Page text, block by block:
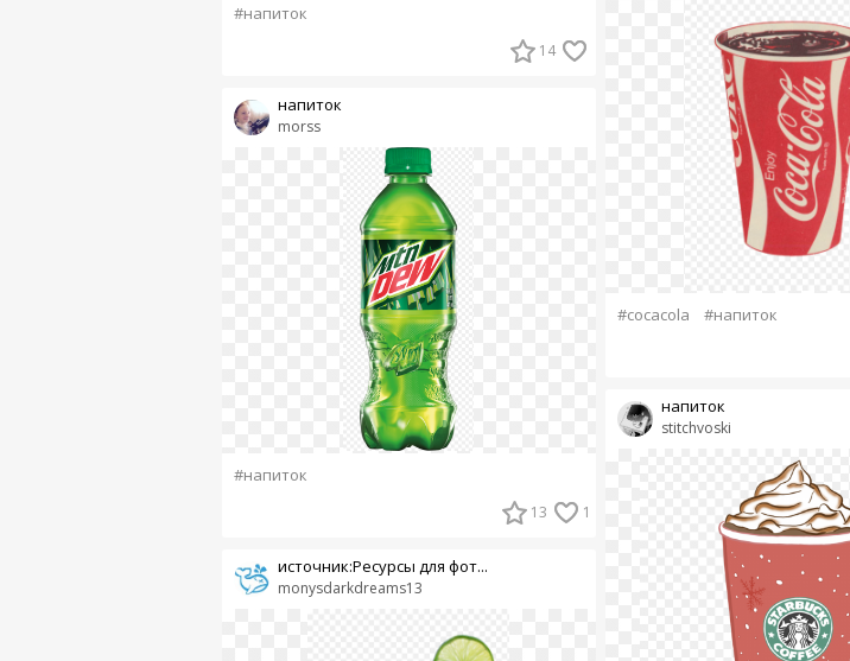
#напиток
14
morss
напиток
#напиток
13 1
monysdarkdreams13
источник:Ресурсы для фот...
#cocacola #напиток
stitchvoski
напиток